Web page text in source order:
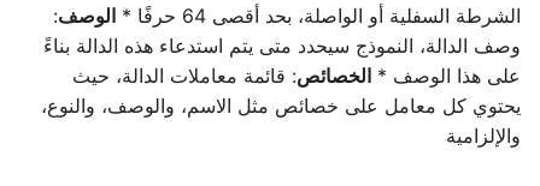
استخدامات متقدمة
أدوات متعددة
أنواع المعاملات المعقدة
الشرطة السفلية أو الواصلة، بحد أقصى 64 حرفًا *
الوصف:
وصف الدالة، النموذج سيحدد متى يتم استدعاء هذه الدالة بناءً
على هذا الوصف * الخصائص: قائمة معاملات الدالة، حيث
يحتوي كل معامل على خصائص مثل الاسم، والوصف، والنوع،
والإلزامية